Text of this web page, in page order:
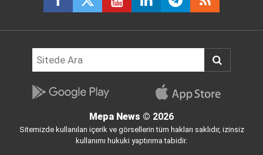
Mepa News © 2026
Sitemizde kullanılan içerik ve görsellerin tüm hakları saklıdır, izinsiz
kullanımı hukuki yaptırıma tabidir.